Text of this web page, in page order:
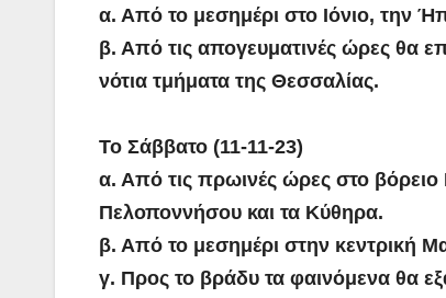
α. Από το μεσημέρι στο Ιόνιο, την
β. Από τις απογευματινές ώρες θα
νότια τμήματα της Θεσσαλίας.
Το Σάββατο (11-11-23)
α. Από τις πρωινές ώρες στο βόρειο
Πελοποννήσου και τα Κύθηρα.
β. Από το μεσημέρι στην κεντρική
γ. Προς το βράδυ τα φαινόμενα θα